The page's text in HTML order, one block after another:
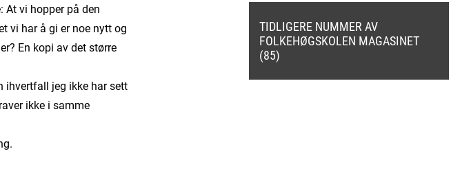
At vi hopper på den
vi har å gi er noe nytt og
En kopi av det større
ihvertfall jeg ikke har sett
ikke i samme
TIDLIGERE NUMMER AV
FOLKEHØGSKOLEN MAGASINET
(85)